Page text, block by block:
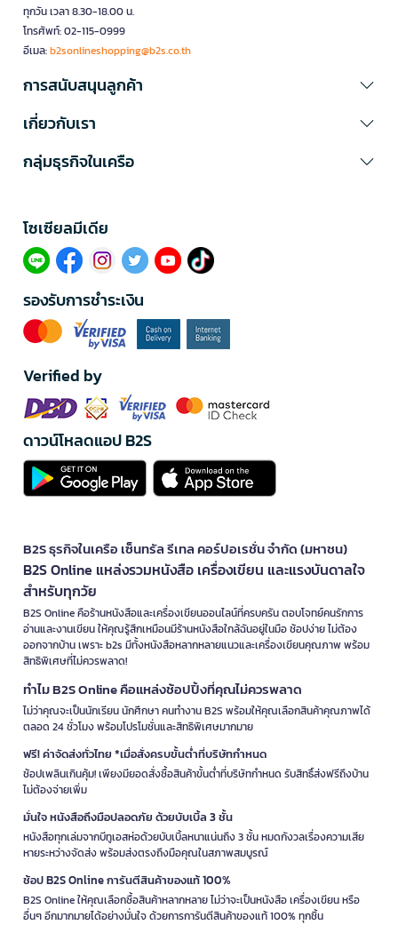
ทุกวัน เวลา 8.30-18.00 น.
โทรศัพท์: 02-115-0999
อีเมล:b2sonlineshopping@b2s.co.th
การสนับสนุนลูกค้า
เกี่ยวกับเรา
กลุ่มธุรกิจในเครือ
โซเซียลมีเดีย​
รองรับการชำระเงิน
Verified by
ดาวน์โหลดแอป B2S
B2S ธุรกิจในเครือ เซ็นทรัล รีเทล คอร์ปอเรชั่น จำกัด (มหาชน)
B2S Online แหล่งรวมหนังสือ เครื่องเขียน และแรงบันดาลใจ
สำหรับทุกวัย
B2S Online คือร้านหนังสือและเครื่องเขียนออนไลน์ที่ครบครัน ตอบโจทย์คนรักการ
อ่านและงานเขียน ให้คุณรู้สึกเหมือนมีร้านหนังสือใกล้ฉันอยู่ในมือ ช้อปง่าย ไม่ต้อง
ออกจากบ้าน เพราะ b2s มีทั้งหนังสือหลากหลายแนวและเครื่องเขียนคุณภาพ พร้อม
สิทธิพิเศษที่ไม่ควรพลาด!
ทำไม B2S Online คือแหล่งช้อปปิ้งที่คุณไม่ควรพลาด
ไม่ว่าคุณจะเป็นนักเรียน นักศึกษา คนทำงาน B2S พร้อมให้คุณเลือกสินค้าคุณภาพได้
ตลอด 24 ชั่วโมง พร้อมโปรโมชั่นและสิทธิพิเศษมากมาย
ฟรี! ค่าจัดส่งทั่วไทย *เมื่อสั่งครบขั้นต่ำที่บริษัทกำหนด
ช้อปเพลินเกินคุ้ม! เพียงมียอดสั่งซื้อสินค้าขั้นต่ำที่บริษัทกำหนด รับสิทธิ์ส่งฟรีถึงบ้าน
ไม่ต้องจ่ายเพิ่ม
มั่นใจ หนังสือถึงมือปลอดภัย ด้วยบับเบิ้ล 3 ชั้น
หนังสือทุกเล่มจากบีทูเอสห่อด้วยบับเบิ้ลหนาแน่นถึง 3 ชั้น หมดกังวลเรื่องความเสีย
หายระหว่างจัดส่ง พร้อมส่งตรงถึงมือคุณในสภาพสมบูรณ์
ช้อป B2S Online การันตีสินค้าของแท้ 100%
B2S Online ให้คุณเลือกซื้อสินค้าหลากหลาย ไม่ว่าจะเป็นหนังสือ เครื่องเขียน หรือ
อื่นๆ อีกมากมายได้อย่างมั่นใจ ด้วยการการันตีสินค้าของแท้ 100% ทุกชิ้น